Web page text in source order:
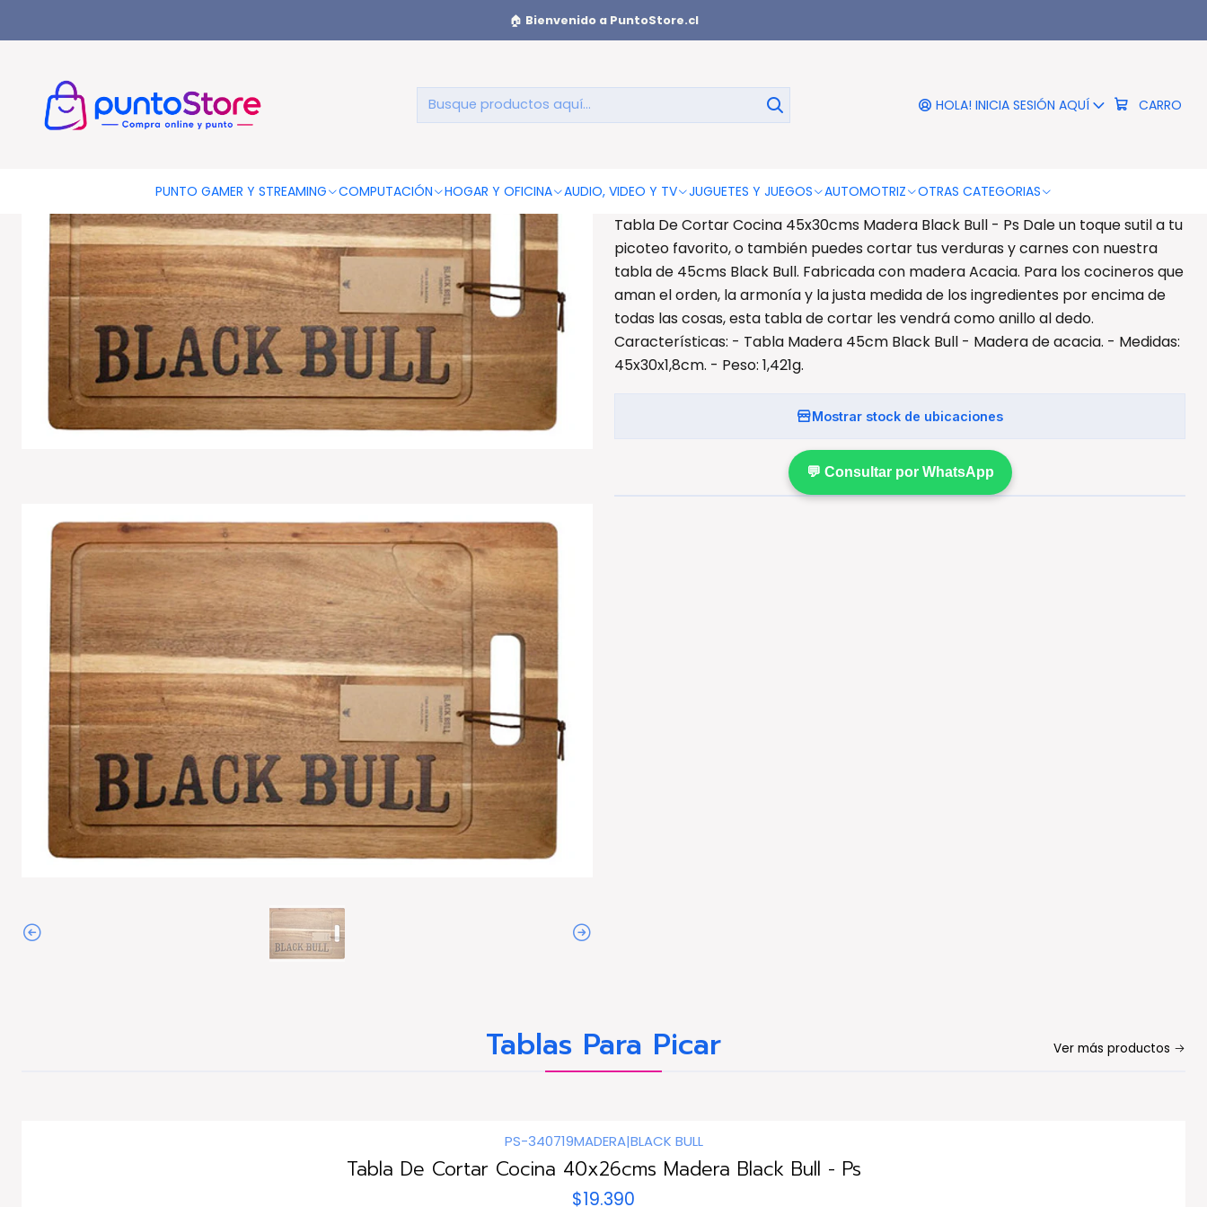
HOLA! INICIA SESIÓN AQUÍ CARRO
PUNTO GAMER Y STREAMING COMPUTACIÓN HOGAR Y OFICINA AUDIO, VIDEO Y TV JUGUETES Y JUEGOS AUTOMOTRIZ OTRAS CATEGORIAS
🏠 Bienvenido a PuntoStore.cl
Tabla De Cortar Cocina 45x30cms Madera Black Bull - Ps
Tabla De Cortar Cocina 45x30cms
Madera Black Bull - Ps
DESCRIPCIÓN
Tabla De Cortar Cocina 45x30cms Madera Black Bull - Ps Dale un toque sutil a tu
picoteo favorito, o también puedes cortar tus verduras y carnes con nuestra
tabla de 45cms Black Bull. Fabricada con madera Acacia. Para los cocineros que
aman el orden, la armonía y la justa medida de los ingredientes por encima de
todas las cosas, esta tabla de cortar les vendrá como anillo al dedo.
Características: - Tabla Madera 45cm Black Bull - Madera de acacia. - Medidas:
45x30x1,8cm. - Peso: 1,421g.
Mostrar stock de ubicaciones
💬 Consultar por WhatsApp
Tablas Para Picar Ver más productos
PS-340719MADERA|BLACK BULL
Tabla De Cortar Cocina 40x26cms Madera Black Bull - Ps
$19.390